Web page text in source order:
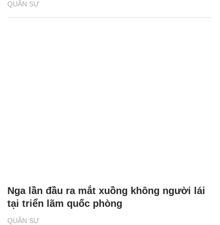
QUÂN SỰ
QUÂN SỰ
Nga lần đầu ra mắt xuồng không người lái
tại triển lãm quốc phòng